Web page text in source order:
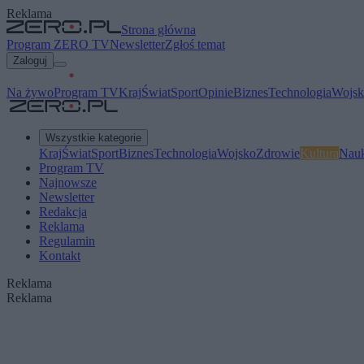
Reklama
Strona główna
Program ZERO TVNewsletterZgłoś temat
Zaloguj
Na żywoProgram TVKrajŚwiatSportOpinieBiznesTechnologia
Wszystkie kategorie
KrajŚwiatSportBiznesTechnologiaWojskoZdrowieKultura
Program TV
Najnowsze
Newsletter
Redakcja
Reklama
Regulamin
Kontakt
Reklama
Reklama